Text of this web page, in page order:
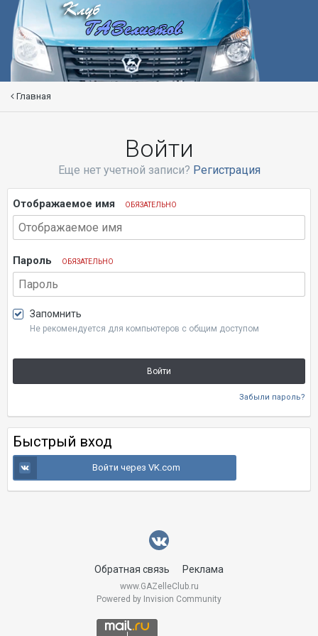
Главная
Войти
Еще нет учетной записи? Регистрация
Отображаемое имя ОБЯЗАТЕЛЬНО
Пароль ОБЯЗАТЕЛЬНО
Запомнить
Не рекомендуется для компьютеров с общим доступом
Войти
Забыли пароль?
Быстрый вход
Войти через VK.com
Обратная связь Реклама
www.GAZelleClub.ru
Powered by Invision Community